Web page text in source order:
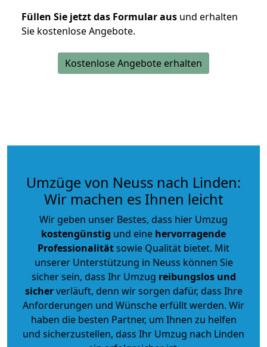
Füllen Sie jetzt das Formular aus und erhalten
Sie kostenlose Angebote.
Kostenlose Angebote erhalten
Umzüge von Neuss nach Linden:
Wir machen es Ihnen leicht
Wir geben unser Bestes, dass hier Umzug
kostengünstig und eine hervorragende
Professionalitätsowie Qualität bietet. Mit
unserer Unterstützung in Neuss können Sie
sicher sein, dass Ihr Umzug reibungslos und
sicherverläuft, denn wir sorgen dafür, dass Ihre
Anforderungen und Wünsche erfüllt werden. Wir
haben die besten Partner, um Ihnen zu helfen
und sicherzustellen, dass Ihr Umzug nach Linden